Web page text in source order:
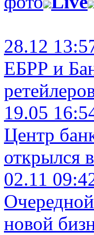
28.12
ЕБРР и
19.05
Центр
открылся
02.11
новой